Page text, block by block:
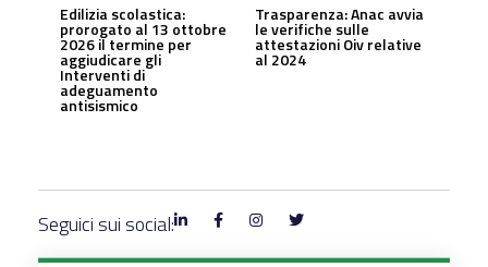
Edilizia scolastica:
prorogato al 13 ottobre
2026 il termine per
aggiudicare gli
Interventi di
adeguamento
antisismico
Trasparenza: Anac avvia
le verifiche sulle
attestazioni Oiv relative
al 2024
Seguici sui social: